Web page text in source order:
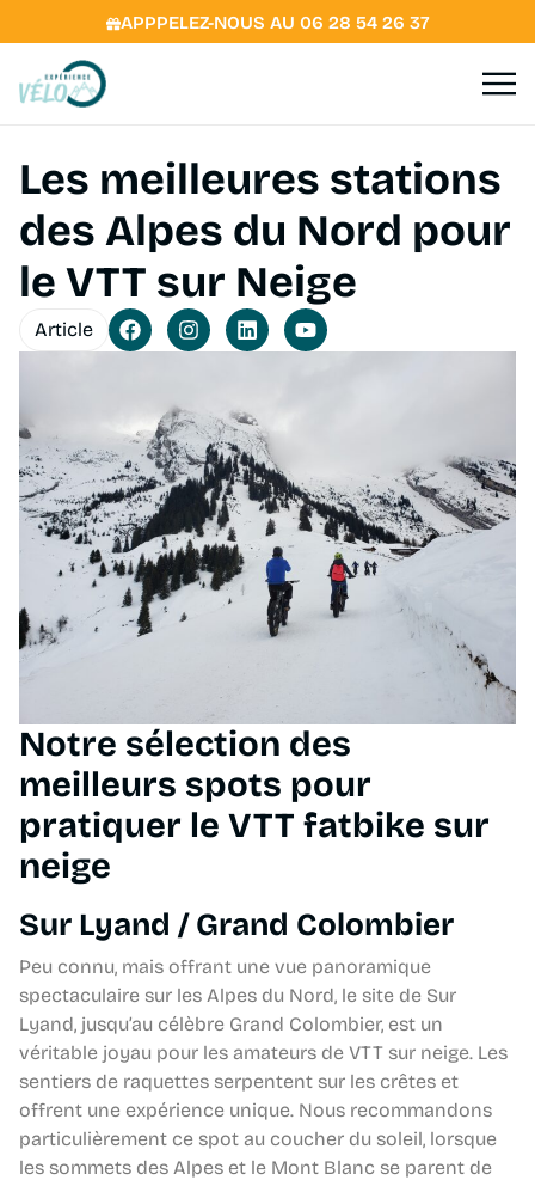
APPPELEZ-NOUS AU 06 28 54 26 37
Les meilleures stations
des Alpes du Nord pour
le VTT sur Neige
Article
Notre sélection des
meilleurs spots pour
pratiquer le VTT fatbike sur
neige
Sur Lyand / Grand Colombier
Peu connu, mais offrant une vue panoramique
spectaculaire sur les Alpes du Nord, le site de Sur
Lyand, jusqu’au célèbre Grand Colombier, est un
véritable joyau pour les amateurs de VTT sur neige. Les
sentiers de raquettes serpentent sur les crêtes et
offrent une expérience unique. Nous recommandons
particulièrement ce spot au coucher du soleil, lorsque
les sommets des Alpes et le Mont Blanc se parent de